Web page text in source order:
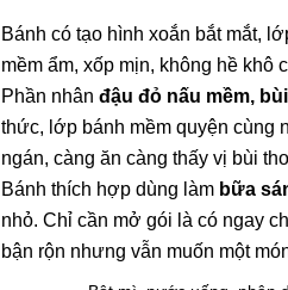
Bánh có tạo hình xoắn bắt mắt,
mềm ẩm, xốp mịn, không hề khô
Phần nhân đậu đỏ nấu mềm,
thức, lớp bánh mềm quyện cùng
ngán, càng ăn càng thấy vị bùi
Bánh thích hợp dùng làm bữa
nhỏ. Chỉ cần mở gói là có ngay
bận rộn nhưng vẫn muốn một